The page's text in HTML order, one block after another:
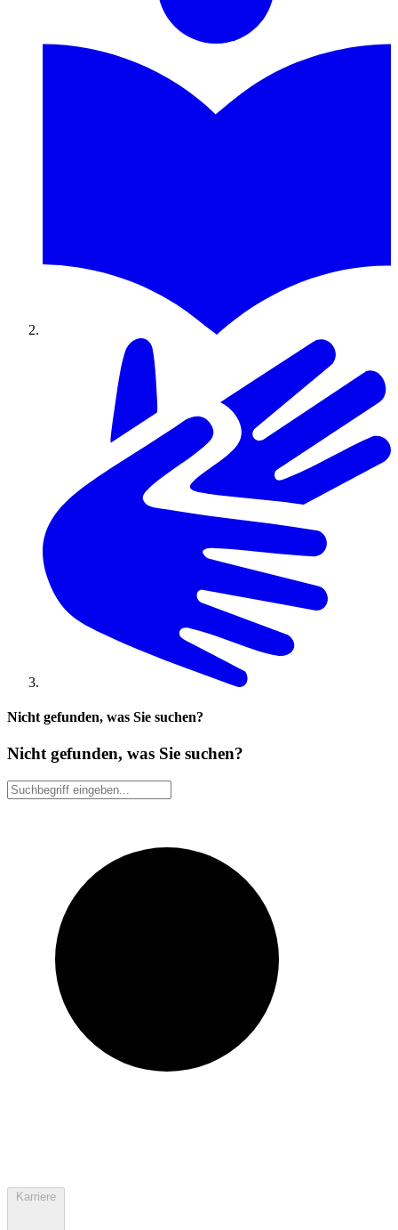
Nicht gefunden, was Sie suchen?
Nicht gefunden, was Sie suchen?
Karriere